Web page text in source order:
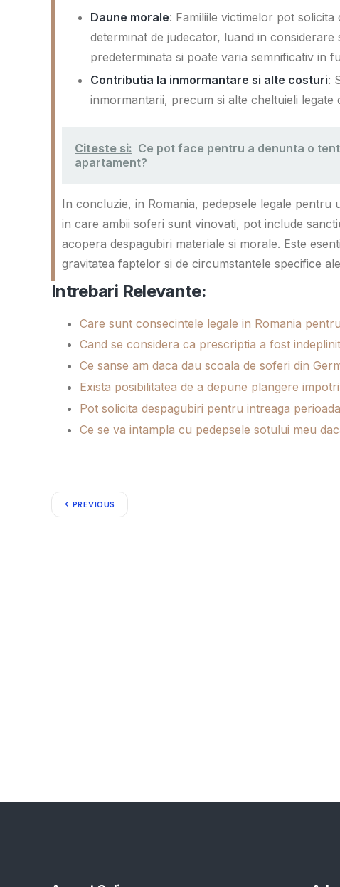
Daune morale: Familiile victimelor pot
determinat de judecator, luand in
predeterminata si poate varia semnificativ in
Contributia la inmormantare si alte costuri:
inmormantarii, precum si alte cheltuieli legate
Citeste si: Ce pot face pentru a denunta o
apartament?
In concluzie, in Romania, pedepsele legale
in care ambii soferi sunt vinovati, pot include
acopera despagubiri materiale si morale. Este
gravitatea faptelor si de circumstantele specifice
Intrebari Relevante:
Care sunt consecintele legale in Romania
Cand se considera ca prescriptia a fost
Ce sanse am daca dau scoala de soferi din
Exista posibilitatea de a depune plangere
Pot solicita despagubiri pentru intreaga
Ce se va intampla cu pedepsele sotului meu
PREVIOUS